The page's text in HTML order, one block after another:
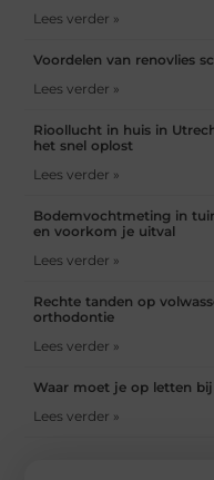
Lees verder »
Voordelen van renovlies
Lees verder »
Rioollucht in huis in
het snel oplost
Lees verder »
Bodemvochtmeting in
en voorkom je uitval
Lees verder »
Rechte tanden op
orthodontie
Lees verder »
Waar moet je op letten
Lees verder »